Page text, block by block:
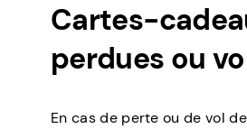
Cartes-
perdues ou
En cas de perte ou de vol